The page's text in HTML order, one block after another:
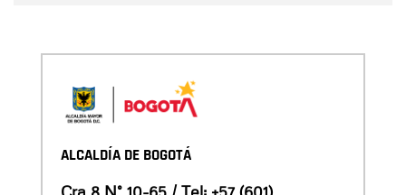
ALCALDÍA DE BOGOTÁ